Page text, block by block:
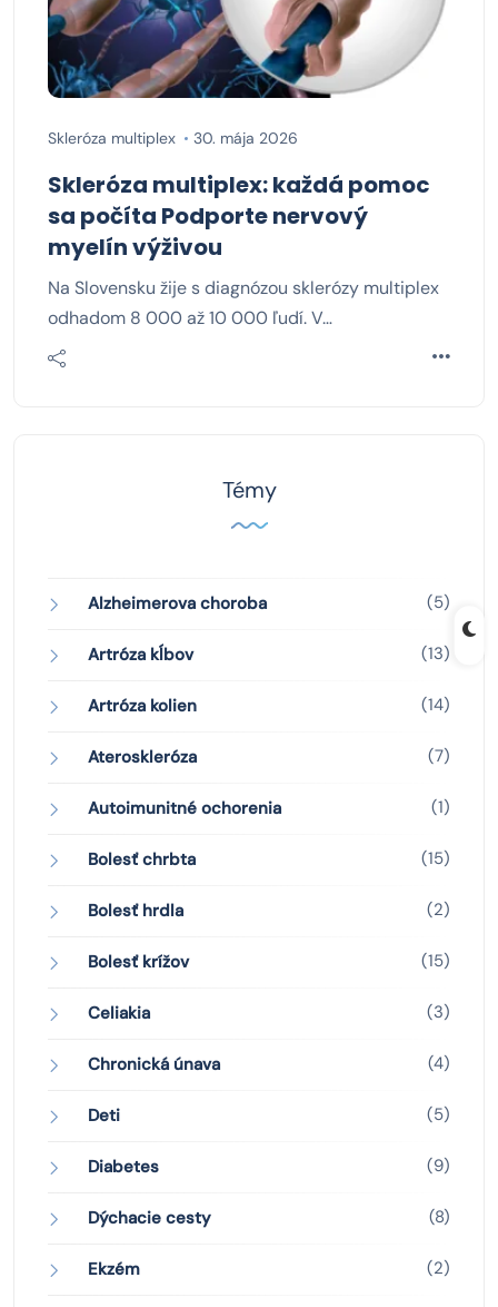
Skleróza multiplex 30. mája 2026
Skleróza multiplex: každá pomoc
sa počíta Podporte nervový
myelín výživou
Na Slovensku žije s diagnózou sklerózy multiplex
odhadom 8 000 až 10 000 ľudí. V…
Témy
Alzheimerova choroba (5)
Artróza kĺbov (13)
Artróza kolien (14)
Ateroskleróza (7)
Autoimunitné ochorenia (1)
Bolesť chrbta (15)
Bolesť hrdla (2)
Bolesť krížov (15)
Celiakia (3)
Chronická únava (4)
Deti (5)
Diabetes (9)
Dýchacie cesty (8)
Ekzém (2)